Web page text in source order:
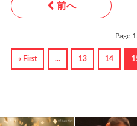
Page
« First
前へ
... 13 14